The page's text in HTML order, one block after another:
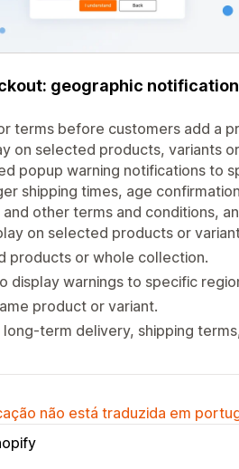
geographic
terms before customers add a
on selected products, variants
popup warning notifications to
shipping times, age
other terms and conditions,
on selected products or
products or whole collection.
display warnings to specific
product or variant.
term delivery, shipping
não está traduzida em